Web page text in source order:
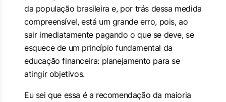
da população brasileira e, por trás dessa medida
compreensível, está um grande erro, pois, ao
sair imediatamente pagando o que se deve, se
esquece de um princípio fundamental da
educação financeira: planejamento para se
atingir objetivos.
Eu sei que essa é a recomendação da maioria